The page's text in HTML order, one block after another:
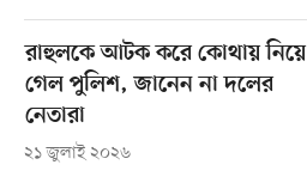
রাহুলকে আটক করে কোথায় নিয়ে
গেল পুলিশ, জানেন না দলের
নেতারা
২১ জুলাই ২০২৬